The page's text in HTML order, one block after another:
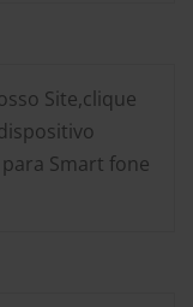
Site,clique
Smart fone